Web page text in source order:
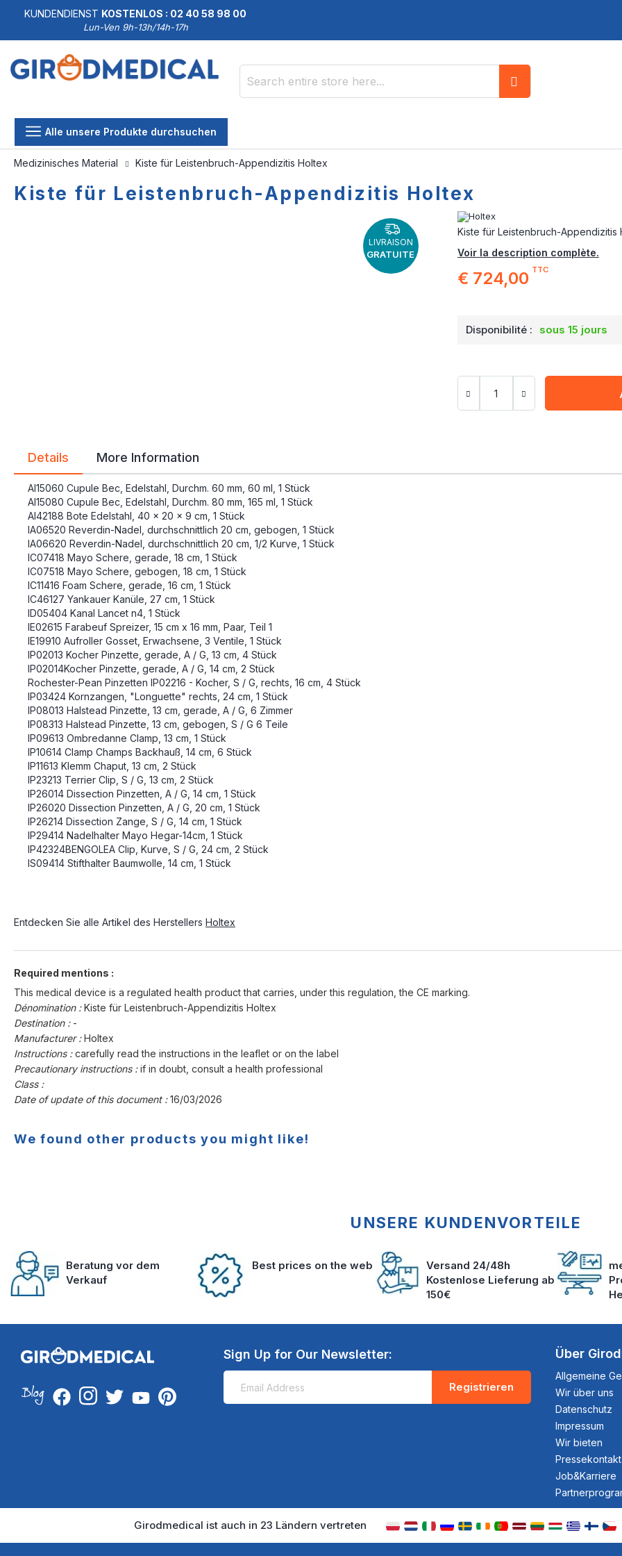
KUNDENDIENST KOSTENLOS : 02 40 58 98 00
Lun-Ven 9h-13h/14h-17h
Alle unsere Produkte durchsuchen
Medizinisches Material Kiste für Leistenbruch-Appendizitis Holtex
Kiste für Leistenbruch-Appendizitis Holtex
Kiste für Leistenbruch-Appendizitis
Voir la description complète.
€ 724,00 TTC
Disponibilité : sous 15 jours
LIVRAISON
GRATUITE
Details
AI15060 Cupule Bec, Edelstahl, Durchm. 60 mm, 60 ml, 1 Stück
AI15080 Cupule Bec, Edelstahl, Durchm. 80 mm, 165 ml, 1 Stück
AI42188 Bote Edelstahl, 40 x 20 x 9 cm, 1 Stück
IA06520 Reverdin-Nadel, durchschnittlich 20 cm, gebogen, 1 Stück
IA06620 Reverdin-Nadel, durchschnittlich 20 cm, 1/2 Kurve, 1 Stück
IC07418 Mayo Schere, gerade, 18 cm, 1 Stück
IC07518 Mayo Schere, gebogen, 18 cm, 1 Stück
IC11416 Foam Schere, gerade, 16 cm, 1 Stück
IC46127 Yankauer Kanüle, 27 cm, 1 Stück
ID05404 Kanal Lancet n4, 1 Stück
IE02615 Farabeuf Spreizer, 15 cm x 16 mm, Paar, Teil 1
IE19910 Aufroller Gosset, Erwachsene, 3 Ventile, 1 Stück
IP02013 Kocher Pinzette, gerade, A / G, 13 cm, 4 Stück
IP02014Kocher Pinzette, gerade, A / G, 14 cm, 2 Stück
Rochester-Pean Pinzetten IP02216 - Kocher, S / G, rechts, 16 cm, 4 Stück
IP03424 Kornzangen, "Longuette" rechts, 24 cm, 1 Stück
IP08013 Halstead Pinzette, 13 cm, gerade, A / G, 6 Zimmer
IP08313 Halstead Pinzette, 13 cm, gebogen, S / G 6 Teile
IP09613 Ombredanne Clamp, 13 cm, 1 Stück
IP10614 Clamp Champs Backhauß, 14 cm, 6 Stück
IP11613 Klemm Chaput, 13 cm, 2 Stück
IP23213 Terrier Clip, S / G, 13 cm, 2 Stück
IP26014 Dissection Pinzetten, A / G, 14 cm, 1 Stück
IP26020 Dissection Pinzetten, A / G, 20 cm, 1 Stück
IP26214 Dissection Zange, S / G, 14 cm, 1 Stück
IP29414 Nadelhalter Mayo Hegar-14cm, 1 Stück
IP42324BENGOLEA Clip, Kurve, S / G, 24 cm, 2 Stück
IS09414 Stifthalter Baumwolle, 14 cm, 1 Stück
More Information
Entdecken Sie alle Artikel des Herstellers Holtex
Required mentions :
This medical device is a regulated health product that carries, under this regulation, the CE marking.
Dénomination :Kiste für Leistenbruch-Appendizitis Holtex
Destination : -
Manufacturer :Holtex
Instructions :carefully read the instructions in the leaflet or on the label
Precautionary instructions :if in doubt, consult a health professional
Class :
Date of update of this document :16/03/2026
We found other products you might like!
UNSERE KUNDENVORTEILE
Beratung vor dem
Verkauf
Best prices on the web
Versand 24/48h
Kostenlose Lieferung ab
150€
Sign Up for Our Newsletter:
Registrieren
Über
Allgemeine
Wir über uns
Datenschutz
Impressum
Wir bieten
Pressekontakt
Job&Karriere
Girodmedical ist auch in 23 Ländern vertreten